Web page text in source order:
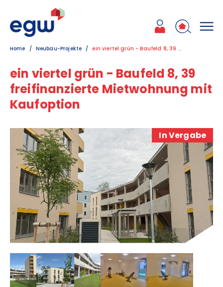
Zum Inhalt
Zum Hauptmenü
Zum Kontakt
Home Neubau-Projekte ein viertel grün - Baufeld 8, 39 freifinanzierte Mietwohnung mit Kaufoption
ein viertel grün - Baufeld 8, 39
freifinanzierte Mietwohnung mit
Kaufoption
In Vergabe